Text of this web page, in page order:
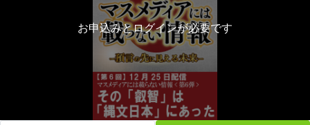
お申込みとログインが必要です